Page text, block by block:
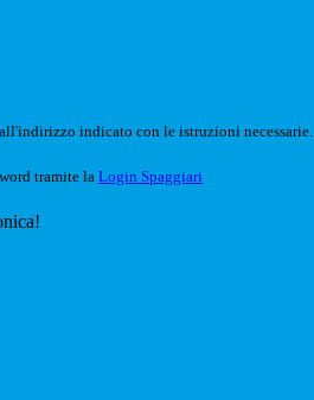
indicato con le istruzioni necessarie.
tramite la Login Spaggiari